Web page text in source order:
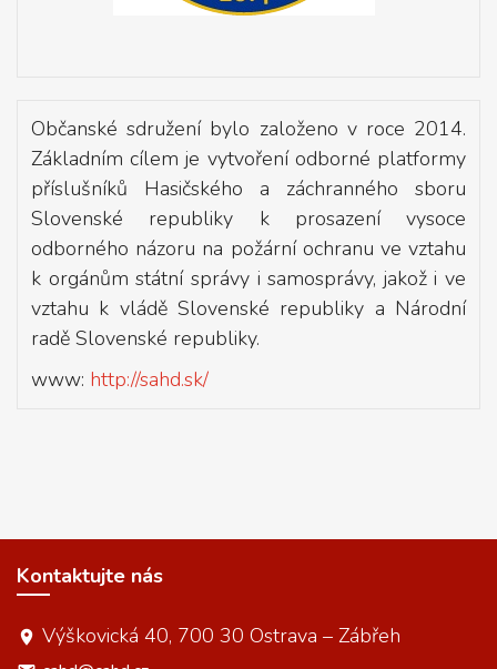
Občanské sdružení bylo založeno v roce 2014.
Základním cílem je vytvoření odborné platformy
příslušníků Hasičského a záchranného sboru
Slovenské republiky k prosazení vysoce
odborného názoru na požární ochranu ve vztahu
k orgánům státní správy i samosprávy, jakož i ve
vztahu k vládě Slovenské republiky a Národní
radě Slovenské republiky.
www: http://sahd.sk/
Kontaktujte nás
Výškovická 40, 700 30 Ostrava – Zábřeh